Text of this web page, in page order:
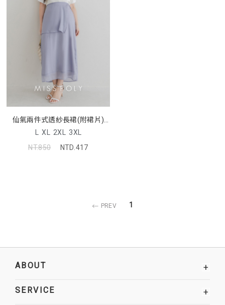
仙氣兩件式透紗長裙(附裙片)
MISS. 中大尺碼裙子
L XL 2XL 3XL
NT.850
NTD.417
PREV 1
ABOUT +
SERVICE +